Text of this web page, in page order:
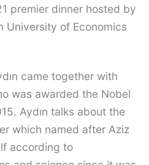
premier dinner hosted by
University of Economics
came together with
was awarded the Nobel
Aydın talks about the
which named after Aziz
according to